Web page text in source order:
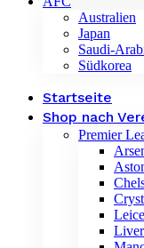
Australien
Japan
Saudi-
Südkorea
Startseite
Shop nach
Premier